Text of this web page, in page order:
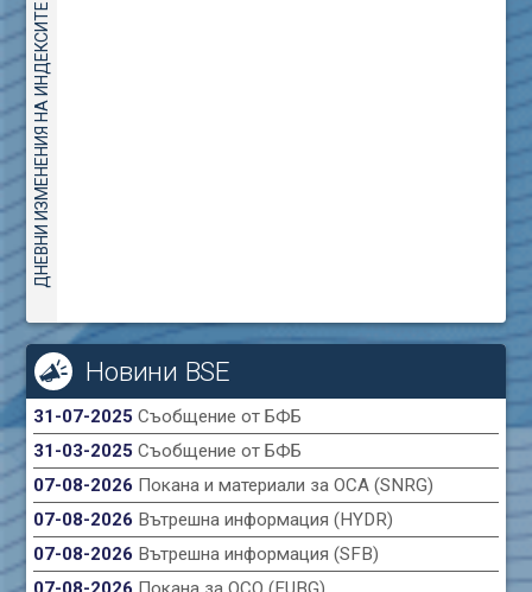
ДНЕВНИ ИЗМЕНЕНИЯ НА ИНДЕКСИТЕ
Новини BSE
31-07-2025Съобщение от БФБ
31-03-2025Съобщение от БФБ
07-08-2026 Покана и материали за ОСА (SNRG)
07-08-2026 Вътрешна информация (HYDR)
07-08-2026 Вътрешна информация (SFB)